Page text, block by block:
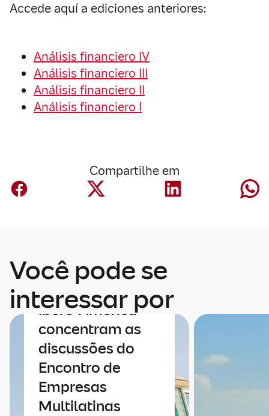
Accede aquí a ediciones anteriores:
Análisis financiero IV
Análisis financiero III
Análisis financiero II
Análisis financiero I
Compartilhe em
Você pode se
interessar por
Economia e
integração da
Ibero-América
concentram as
discussões do
Encontro de
Empresas
Multilatinas